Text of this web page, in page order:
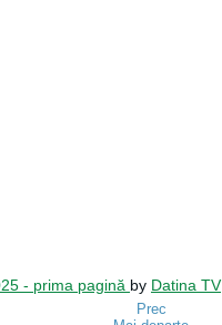
- prima pagină by Datina TV
Prec